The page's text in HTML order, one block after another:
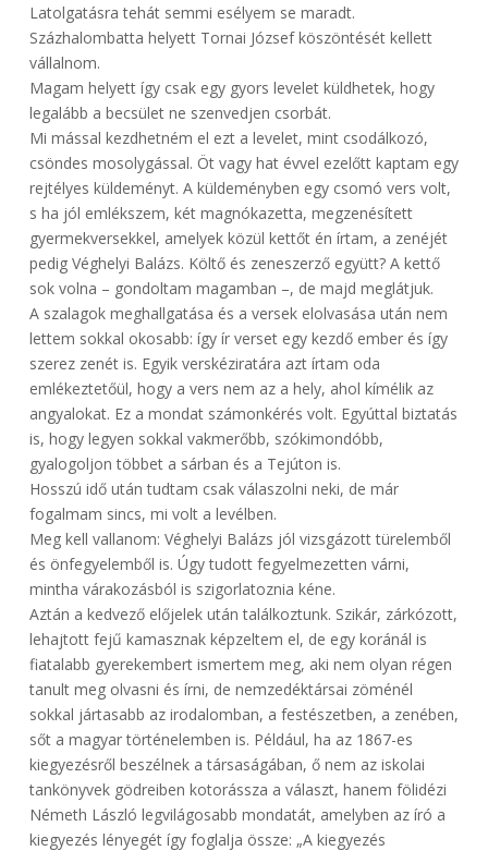
Latolgatásra tehát semmi esélyem se maradt.
Százhalombatta helyett Tornai József köszöntését kellett
vállalnom.
Magam helyett így csak egy gyors levelet küldhetek, hogy
legalább a becsület ne szenvedjen csorbát.
Mi mással kezdhetném el ezt a levelet, mint csodálkozó,
csöndes mosolygással. Öt vagy hat évvel ezelőtt kaptam egy
rejtélyes küldeményt. A küldeményben egy csomó vers volt,
s ha jól emlékszem, két magnókazetta, megzenésített
gyermekversekkel, amelyek közül kettőt én írtam, a zenéjét
pedig Véghelyi Balázs. Költő és zeneszerző együtt? A kettő
sok volna – gondoltam magamban –, de majd meglátjuk.
A szalagok meghallgatása és a versek elolvasása után nem
lettem sokkal okosabb: így ír verset egy kezdő ember és így
szerez zenét is. Egyik verskéziratára azt írtam oda
emlékeztetőül, hogy a vers nem az a hely, ahol kímélik az
angyalokat. Ez a mondat számonkérés volt. Egyúttal biztatás
is, hogy legyen sokkal vakmerőbb, szókimondóbb,
gyalogoljon többet a sárban és a Tejúton is.
Hosszú idő után tudtam csak válaszolni neki, de már
fogalmam sincs, mi volt a levélben.
Meg kell vallanom: Véghelyi Balázs jól vizsgázott türelemből
és önfegyelemből is. Úgy tudott fegyelmezetten várni,
mintha várakozásból is szigorlatoznia kéne.
Aztán a kedvező előjelek után találkoztunk. Szikár, zárkózott,
lehajtott fejű kamasznak képzeltem el, de egy koránál is
fiatalabb gyerekembert ismertem meg, aki nem olyan régen
tanult meg olvasni és írni, de nemzedéktársai zöménél
sokkal jártasabb az irodalomban, a festészetben, a zenében,
sőt a magyar történelemben is. Például, ha az 1867-es
kiegyezésről beszélnek a társaságában, ő nem az iskolai
tankönyvek gödreiben kotorássza a választ, hanem fölidézi
Németh László legvilágosabb mondatát, amelyben az író a
kiegyezés lényegét így foglalja össze: „A kiegyezés